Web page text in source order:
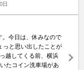
日
今日は、休みなので
っと思い出したことが
越してくる前、横浜
たコイン洗車場があ